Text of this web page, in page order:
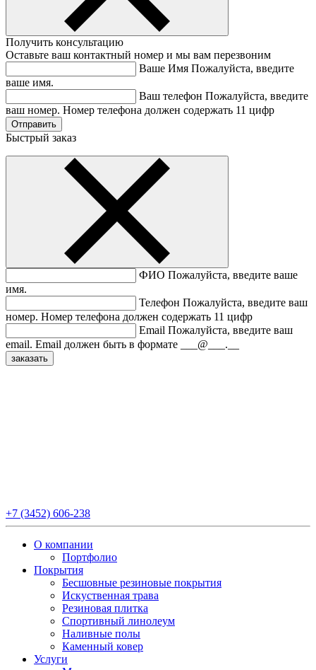
Получить консультацию
Оставьте ваш контактный номер и мы вам перезвоним
Ваше Имя Пожалуйста, введите
ваше имя.
Ваш телефон Пожалуйста, введите
ваш номер. Номер телефона должен содержать 11 цифр
Быстрый заказ
ФИО Пожалуйста, введите ваше
имя.
Телефон Пожалуйста, введите ваш
номер. Номер телефона должен содержать 11 цифр
Email Пожалуйста, введите ваш
email. Email должен быть в формате ___@___.__
+7 (3452) 606-238
О компании
Портфолио
Покрытия
Бесшовные резиновые покрытия
Искуственная трава
Резиновая плитка
Спортивный линолеум
Наливные полы
Каменный ковер
Услуги